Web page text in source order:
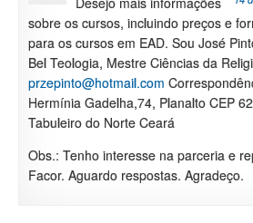
sobre os cursos, incluindo preços e
para os cursos em EAD. Sou José
Bel Teologia, Mestre Ciências da
przepinto@hotmail.com
Hermínia Gadelha,74, Planalto CEP
Tabuleiro do Norte Ceará
Obs.: Tenho interesse na parceria e
Facor. Aguardo respostas. Agradeço.